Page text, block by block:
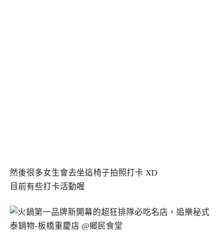
然後很多女生會去坐這椅子拍照打卡 XD
目前有些打卡活動喔